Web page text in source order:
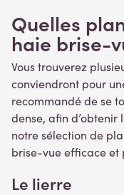
Quelles
haie brise-
Vous trouverez
conviendront pour
recommandé de se
dense, afin d’obtenir
notre sélection de
brise-vue efficace et
Le lierre